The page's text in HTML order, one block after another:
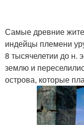
Самые древние
индейцы племени
8 тысячелетии до н.
землю и
острова, которые